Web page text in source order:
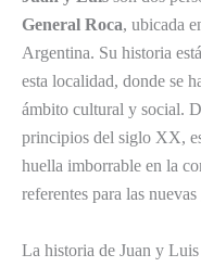
General Roca, ubicada
Argentina. Su historia
esta localidad, donde se
ámbito cultural y social.
principios del siglo XX,
huella imborrable en la
referentes para las
La historia de Juan y